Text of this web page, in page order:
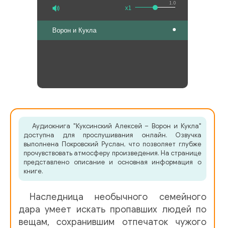
1.0
x1
Ворон и Кукла
Аудиокнига "Куксинский Алексей – Ворон и Кукла"
доступна для прослушивания онлайн. Озвучка
выполнена Покровский Руслан, что позволяет глубже
прочувствовать атмосферу произведения. На странице
представлено описание и основная информация о
книге.
Наследница необычного семейного
дара умеет искать пропавших людей по
вещам, сохранившим отпечаток чужого